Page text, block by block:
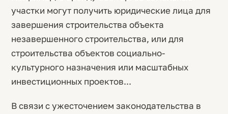
участки могут получить юридические лица для
завершения строительства объекта
незавершенного строительства, или для
строительства объектов социально-
культурного назначения или масштабных
инвестиционных проектов...
В связи с ужесточением законодательства в